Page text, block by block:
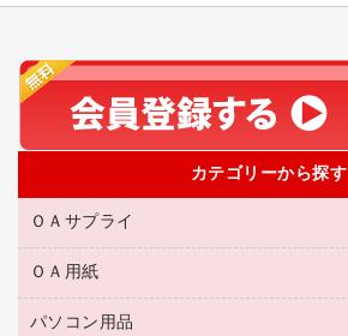
カテゴリーから探す
ＯＡサプライ
互換インクカートリッジ
ＯＡ用紙
名刺用紙
パソコン用品